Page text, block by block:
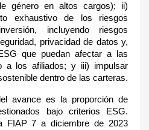
género en altos cargos); ii)
exhaustivo de los riesgos
incluyendo riesgos
privacidad de datos y,
que puedan afectar a las
a los afiliados; y iii) impulsar
dentro de las carteras.
avance es la proporción de
bajo criterios ESG.
FIAP 7 a diciembre de 2023